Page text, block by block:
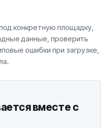
конкретную площадку,
данные, проверить
ошибки при загрузке,
вместе с